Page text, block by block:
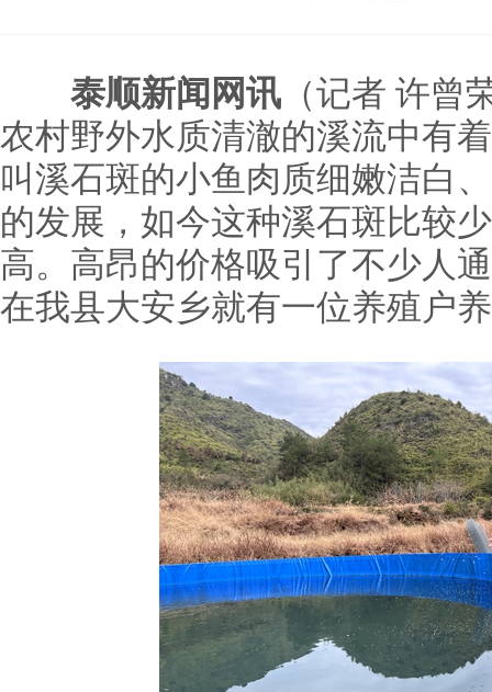
泰顺新闻网讯 （记者 许曾
农村野外水质清澈的溪流中有
叫溪石斑的小鱼肉质细嫩洁白
的发展，如今这种溪石斑比较
高。高昂的价格吸引了不少人
在我县大安乡就有一位养殖户